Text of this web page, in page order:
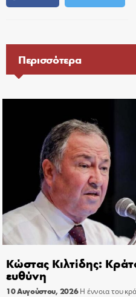
Περισσότερα
Κώστας Κιλτίδης:
ευθύνη
10 Αυγούστου, 2026 Η έννοια του